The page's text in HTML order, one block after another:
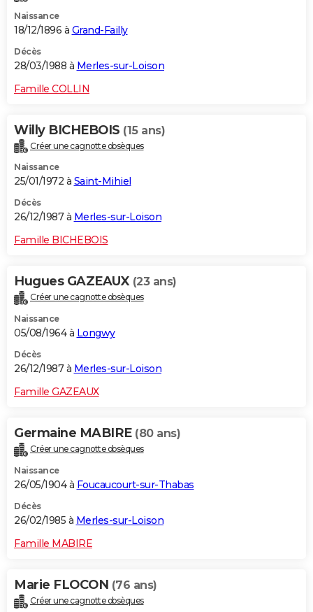
Naissance
18/12/1896 à Grand-Failly
Décès
28/03/1988 à Merles-sur-Loison
Famille COLLIN
Willy BICHEBOIS (15 ans)
Créer une cagnotte obsèques
Naissance
25/01/1972 à Saint-Mihiel
Décès
26/12/1987 à Merles-sur-Loison
Famille BICHEBOIS
Hugues GAZEAUX (23 ans)
Créer une cagnotte obsèques
Naissance
05/08/1964 à Longwy
Décès
26/12/1987 à Merles-sur-Loison
Famille GAZEAUX
Germaine MABIRE (80 ans)
Créer une cagnotte obsèques
Naissance
26/05/1904 à Foucaucourt-sur-Thabas
Décès
26/02/1985 à Merles-sur-Loison
Famille MABIRE
Marie FLOCON (76 ans)
Créer une cagnotte obsèques